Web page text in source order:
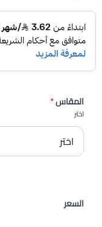
المقاس*
اختر
السعر